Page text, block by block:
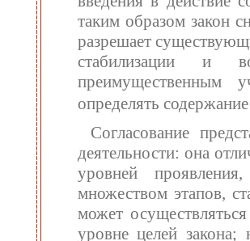
таким образом закон
разрешает
стабилизации и
преимущественным
определять
Согласование
деятельности: она
уровней
множеством этапов,
может
уровне целей